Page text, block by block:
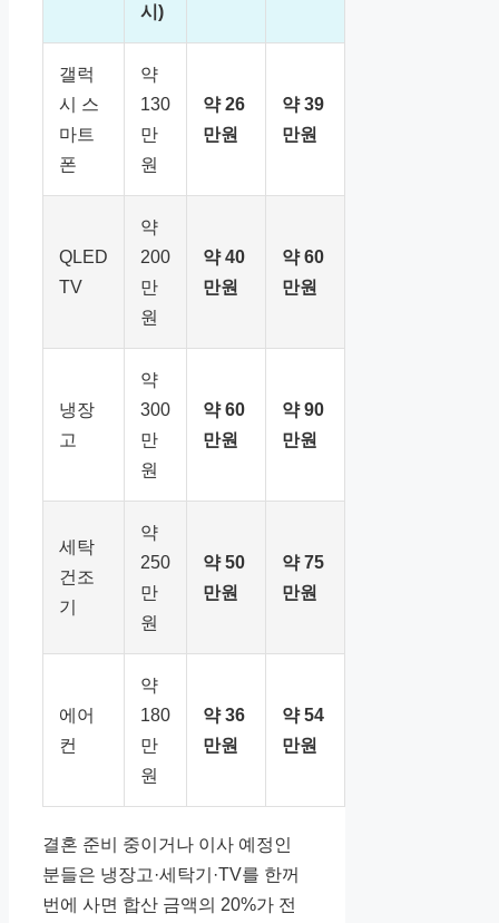
시)
갤럭
시 스
마트
폰
약
130
만
원
약 26
만원
약 39
만원
QLED
TV
약
200
만
원
약 40
만원
약 60
만원
냉장
고
약
300
만
원
약 60
만원
약 90
만원
세탁
건조
기
약
250
만
원
약 50
만원
약 75
만원
에어
컨
약
180
만
원
약 36
만원
약 54
만원
결혼 준비 중이거나 이사 예정인
분들은 냉장고·세탁기·TV를 한꺼
번에 사면 합산 금액의 20%가 전